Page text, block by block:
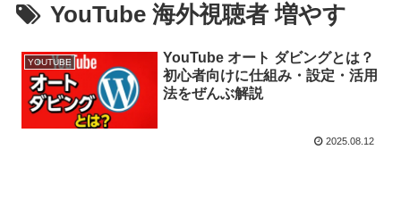
YouTube 海外視聴者 増やす
YOUTUBE
YouTube オート ダビングとは？
初心者向けに仕組み・設定・活用
法をぜんぶ解説
2025.08.12